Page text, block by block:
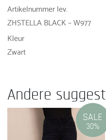
Artikelnummer lev.
ZHSTELLA BLACK – W977
Kleur
Zwart
Andere
SALE
30%